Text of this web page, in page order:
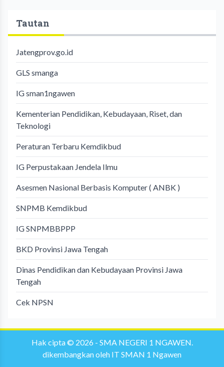
Tautan
Jatengprov.go.id
GLS smanga
IG sman1ngawen
Kementerian Pendidikan, Kebudayaan, Riset, dan
Teknologi
Peraturan Terbaru Kemdikbud
IG Perpustakaan Jendela Ilmu
Asesmen Nasional Berbasis Komputer ( ANBK )
SNPMB Kemdikbud
IG SNPMBBPPP
BKD Provinsi Jawa Tengah
Dinas Pendidikan dan Kebudayaan Provinsi Jawa
Tengah
Cek NPSN
Hak cipta © 2026 - SMA NEGERI 1 NGAWEN.
dikembangkan oleh IT SMAN 1 Ngawen